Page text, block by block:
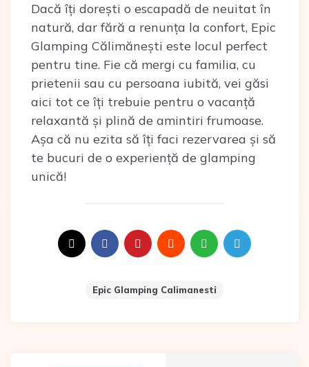
Dacă îți dorești o escapadă de neuitat în
natură, dar fără a renunța la confort, Epic
Glamping Călimănești este locul perfect
pentru tine. Fie că mergi cu familia, cu
prietenii sau cu persoana iubită, vei găsi
aici tot ce îți trebuie pentru o vacanță
relaxantă și plină de amintiri frumoase.
Așa că nu ezita să îți faci rezervarea și să
te bucuri de o experiență de glamping
unică!
Epic Glamping Calimanesti